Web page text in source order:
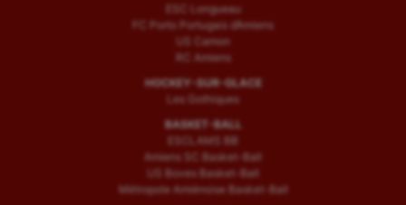
Water-polo ESC Longueau
FC Porto Portugais d’Amiens
US Camon
RC Amiens
HOCKEY-SUR-GLACE
Les Gothiques
BASKET-BALL
ESCLAMS BB
Amiens SC Basket-Ball
US Boves Basket-Ball
Métropole Amiénoise Basket-Ball